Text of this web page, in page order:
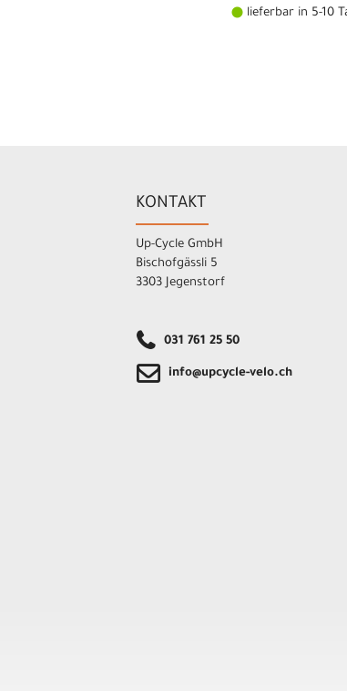
lieferbar in 5-10
KONTAKT
Up-Cycle GmbH
Bischofgässli 5
3303 Jegenstorf
031 761 25 50
info@upcycle-velo.ch